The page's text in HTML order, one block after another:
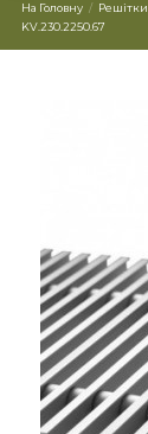
На Головну Решітки
KV.230.2250.67